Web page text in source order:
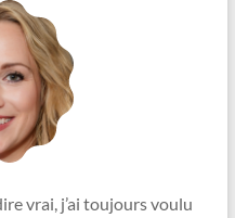
vrai, j’ai toujours voulu